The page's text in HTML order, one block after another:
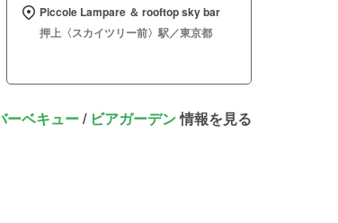
Piccole Lampare ＆ rooftop sky bar
押上〈スカイツリー前〉駅／東京都
ーベキュー/ ビアガーデン情報を見る